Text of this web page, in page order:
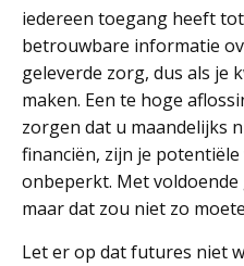
iedereen toegang heeft
betrouwbare informatie
geleverde zorg, dus als je
maken. Een te hoge
zorgen dat u maandelijks
financiën, zijn je
onbeperkt. Met
maar dat zou niet zo
Let er op dat futures niet